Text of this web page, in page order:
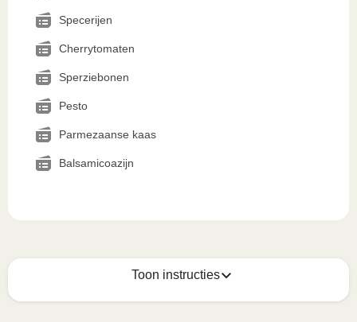
Specerijen
Cherrytomaten
Sperziebonen
Pesto
Parmezaanse kaas
Balsamicoazijn
Toon instructies
Zo geniet je er op z'n best van